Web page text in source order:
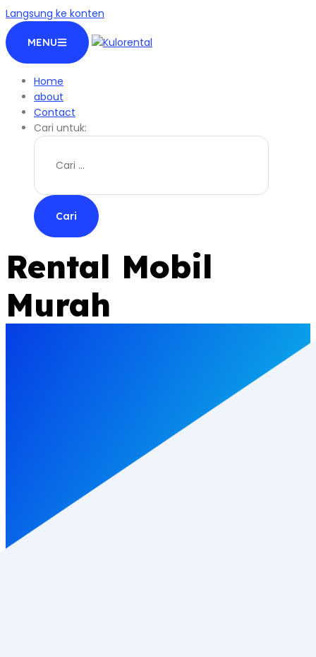
Langsung ke konten
MENU
Home
about
Contact
Cari untuk:
Rental Mobil
Murah